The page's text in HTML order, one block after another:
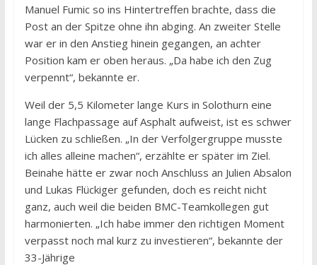
Manuel Fumic so ins Hintertreffen brachte, dass die
Post an der Spitze ohne ihn abging. An zweiter Stelle
war er in den Anstieg hinein gegangen, an achter
Position kam er oben heraus. „Da habe ich den Zug
verpennt“, bekannte er.
Weil der 5,5 Kilometer lange Kurs in Solothurn eine
lange Flachpassage auf Asphalt aufweist, ist es schwer
Lücken zu schließen. „In der Verfolgergruppe musste
ich alles alleine machen“, erzählte er später im Ziel.
Beinahe hätte er zwar noch Anschluss an Julien Absalon
und Lukas Flückiger gefunden, doch es reicht nicht
ganz, auch weil die beiden BMC-Teamkollegen gut
harmonierten. „Ich habe immer den richtigen Moment
verpasst noch mal kurz zu investieren“, bekannte der
33-Jährige